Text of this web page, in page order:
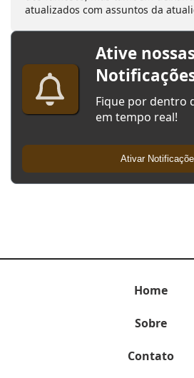
atualizados com assuntos da
Ative
Fique por dentro
em tempo real!
Ativar
Home
Sobre
Contato